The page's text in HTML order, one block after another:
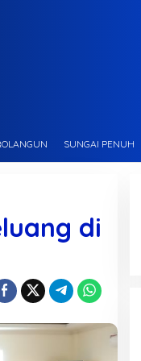
SUNGAI PENUH
di